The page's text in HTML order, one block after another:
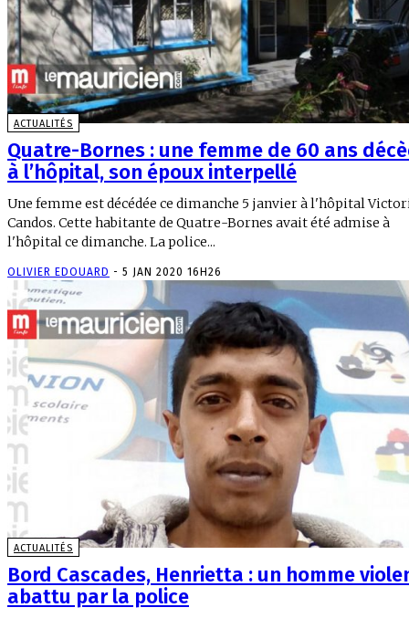
ACTUALITÉS
Quatre-Bornes : une femme de 60 ans
à l’hôpital, son époux interpellé
Une femme est décédée ce dimanche 5 janvier à l'hôpital
Candos. Cette habitante de Quatre-Bornes avait été admise à
l'hôpital ce dimanche. La police...
OLIVIER EDOUARD - 5 JAN 2020 16H26
ACTUALITÉS
Bord Cascades, Henrietta : un homme
abattu par la police